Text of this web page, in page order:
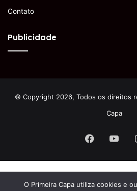
Contato
Publicidade
© Copyright 2026, Todos os direitos
Capa
Facebook
O Primeira Capa utiliza cookies e